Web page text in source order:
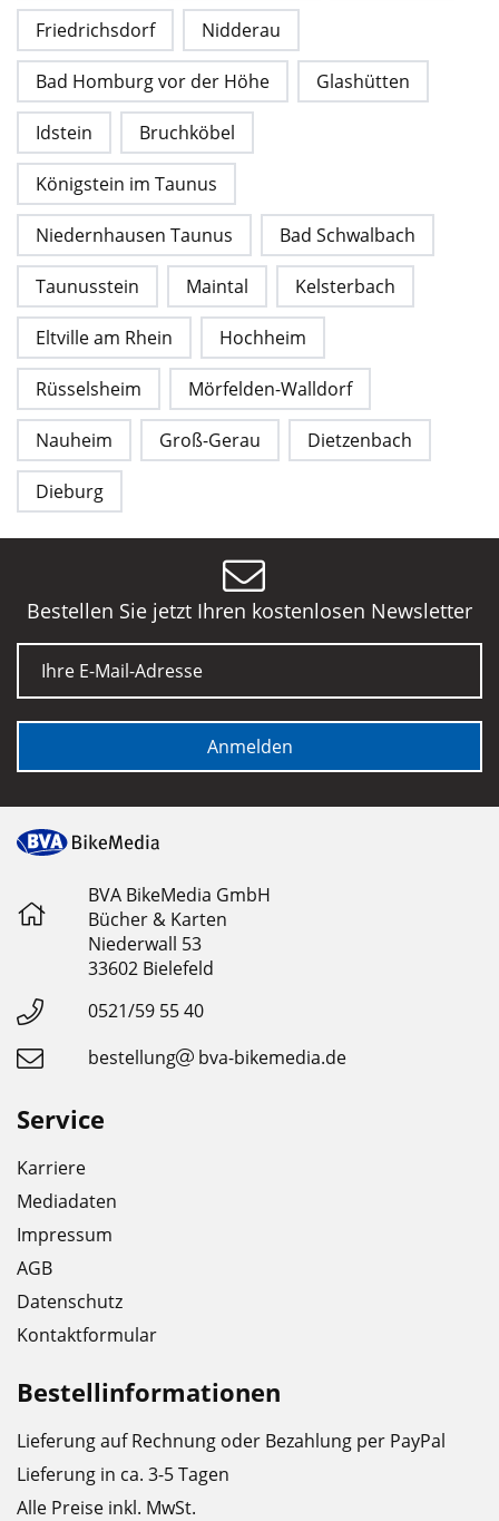
Friedrichsdorf Nidderau
Bad Homburg vor der Höhe Glashütten
Idstein Bruchköbel
Königstein im Taunus
Niedernhausen Taunus Bad Schwalbach
Taunusstein Maintal Kelsterbach
Eltville am Rhein Hochheim
Rüsselsheim Mörfelden-Walldorf
Nauheim Groß-Gerau Dietzenbach
Dieburg
Bestellen Sie jetzt Ihren kostenlosen Newsletter
E-Mail
Anmelden
BVA BikeMedia GmbH
Bücher & Karten
Niederwall 53
33602 Bielefeld
0521/59 55 40
bestellung
bva-bikemedia.de
Service
Karriere
Mediadaten
Impressum
AGB
Datenschutz
Kontaktformular
Bestellinformationen
Lieferung auf Rechnung oder Bezahlung per PayPal
Lieferung in ca. 3-5 Tagen
Alle Preise inkl. MwSt.